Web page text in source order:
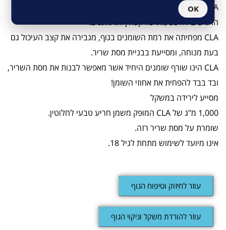
הרגישים להשפעות של קפאין ותרמוגנים.
CLA מפחיתה את רמת השומנים בגוף, מגבירה את קצב העיכול גם
בעת מנוחה, ומסייעת בבניית מסת שריר.
CLA הינו שורף שומנים היחיד אשר מאפשר לבנות את מסת השריר,
ובד בבד להפחית את אחוזי השומן!
מסייע לירידה במשקל
1,000 מ"ג של CLA המופק משמן חריע טבעי לחלוטין.
שומרת על מסת שריר רזה.
אינו מיועד לשימוש מתחת לגיל 18.
עוזר לחיזוק וטיפוח הגוף
עוזר להורדת משקל וניקוי הגוף
OK